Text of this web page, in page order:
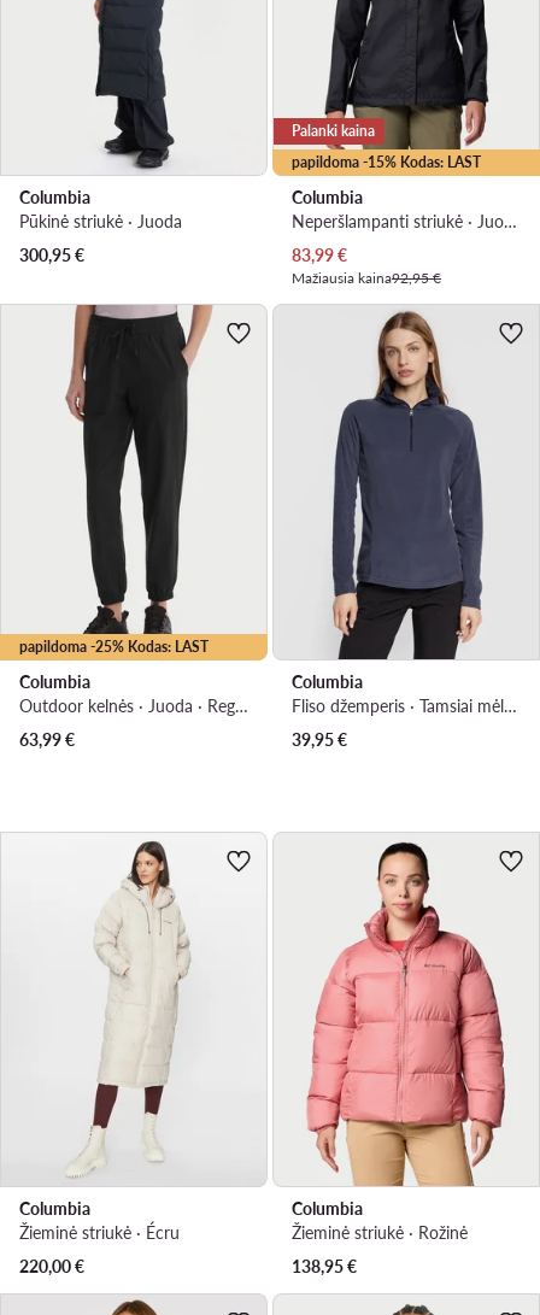
Columbia
Pūkinė striukė · Juoda
300,95€
papildoma -15% Kodas: LAST
Palanki kaina
Columbia
Neperšlampanti striukė · Juoda
Dabartinė kaina
83,99€
Mažiausia kaina92,95 €
papildoma -25% Kodas: LAST
Columbia
Outdoor kelnės · Juoda · Regular Fit
63,99€
Columbia
Fliso džemperis · Tamsiai mėlyna · Regular Fit
39,95€
Columbia
Žieminė striukė · Écru
220,00€
Columbia
Žieminė striukė · Rožinė
138,95€